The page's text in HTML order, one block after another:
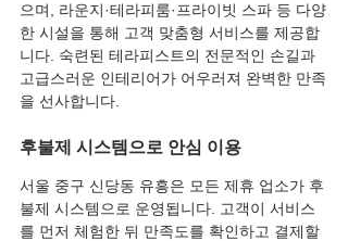
으며, 라운지·테라피룸·프라이빗 스파 등 다양
한 시설을 통해 고객 맞춤형 서비스를 제공합
니다. 숙련된 테라피스트의 전문적인 손길과
고급스러운 인테리어가 어우러져 완벽한 만족
을 선사합니다.
후불제 시스템으로 안심 이용
서울 중구 신당동 유흥은 모든 제휴 업소가 후
불제 시스템으로 운영됩니다. 고객이 서비스
를 먼저 체험한 뒤 만족도를 확인하고 결제할